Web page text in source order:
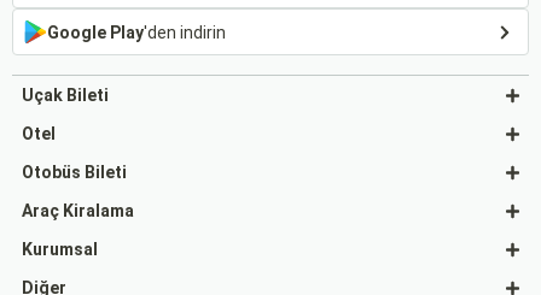
Google Play'den indirin
Uçak Bileti
Otel
Otobüs Bileti
Araç Kiralama
Kurumsal
Diğer